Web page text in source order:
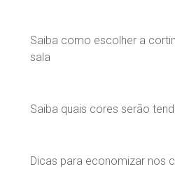
Saiba como escolher a
sala
Saiba quais cores serão
Dicas para economizar nos